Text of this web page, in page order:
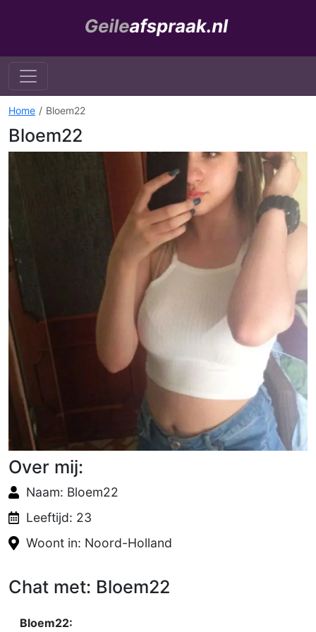
Home Bloem22
Bloem22
Over mij:
Naam: Bloem22
Leeftijd: 23
Woont in: Noord-Holland
Chat met: Bloem22
Bloem22: